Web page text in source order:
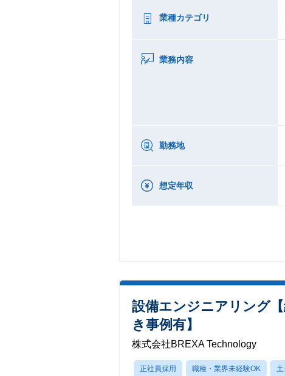
業種カテゴリ
業務内容
勤務地
想定年収
設備エンジニアリング
き事例有】
株式会社BREXA Technology
正社員採用 職種・業界未経験OK